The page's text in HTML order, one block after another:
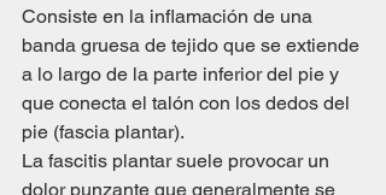
Consiste en la inflamación de una
banda gruesa de tejido que se extiende
a lo largo de la parte inferior del pie y
que conecta el talón con los dedos del
pie (fascia plantar).
La fascitis plantar suele provocar un
dolor punzante que generalmente se